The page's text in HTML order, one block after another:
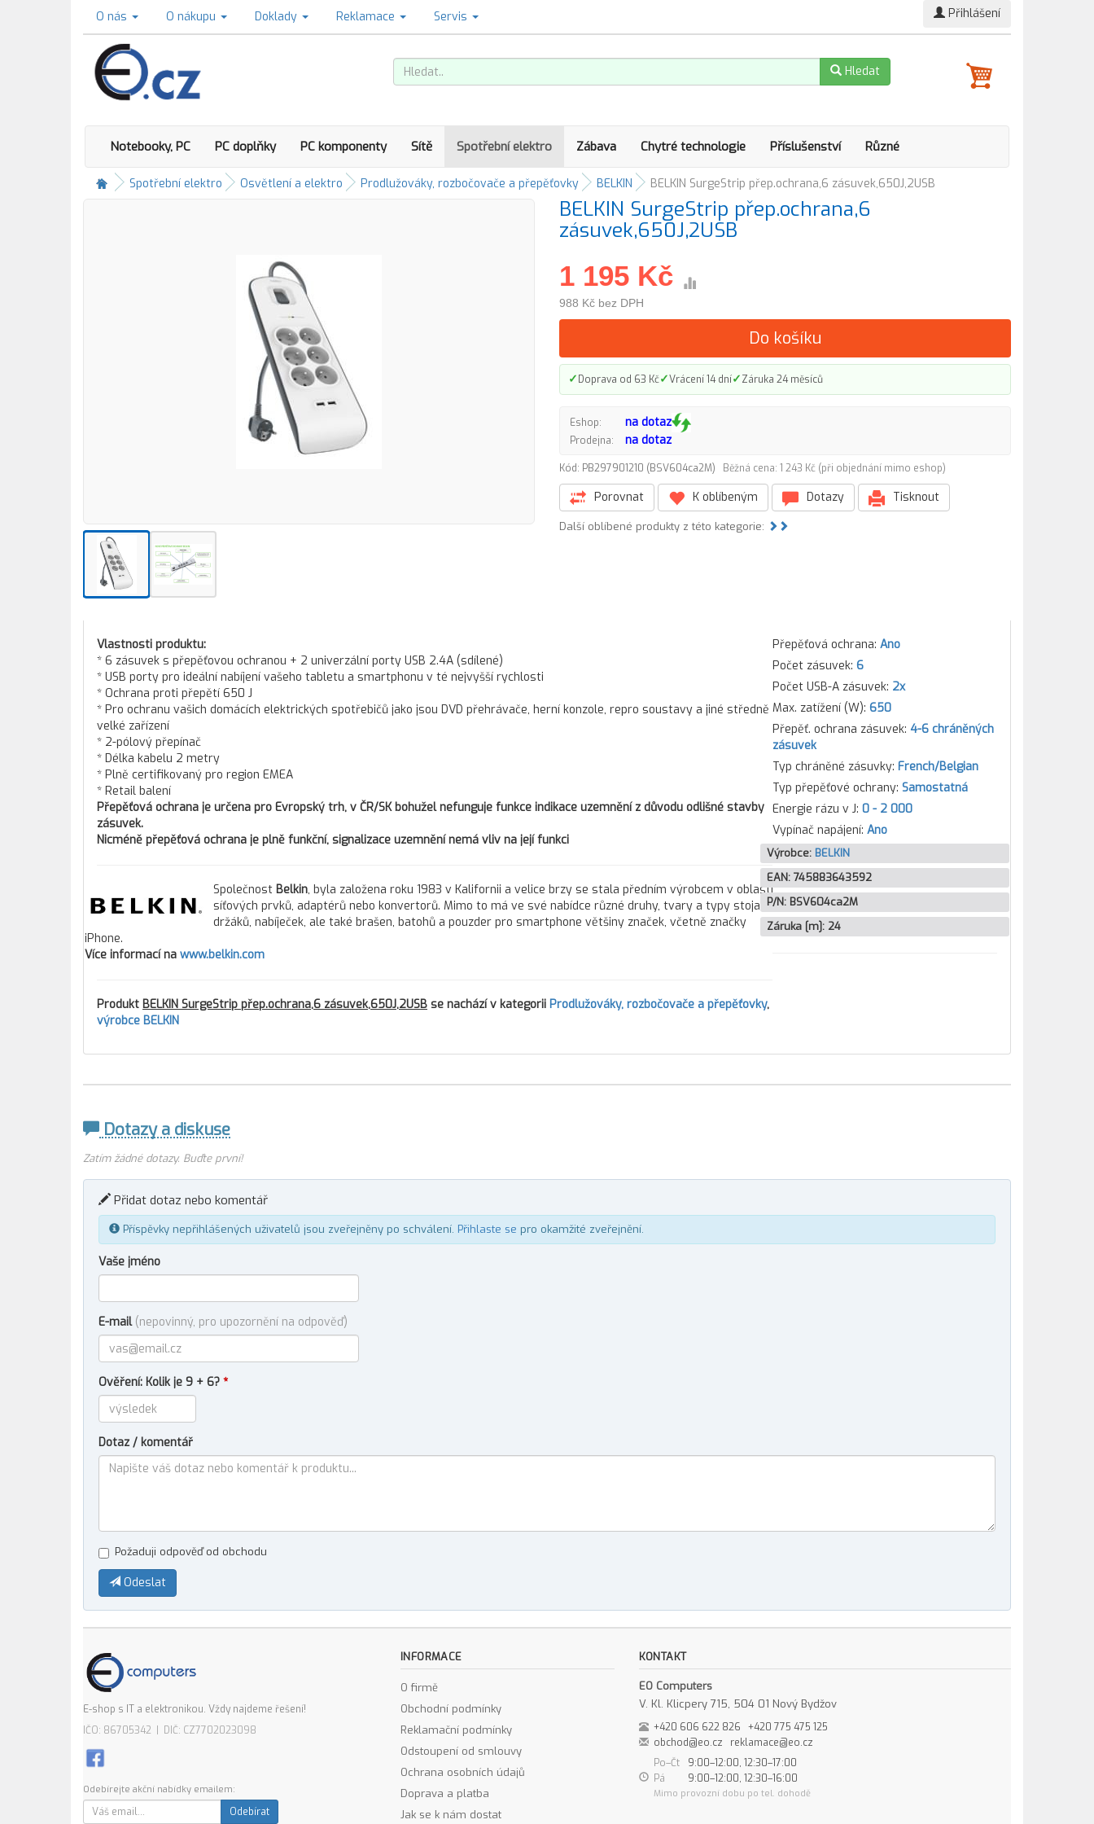
O nás O nákupu Doklady Reklamace Servis Přihlášení
Hledat
Notebooky, PC PC doplňky PC komponenty Sítě Spotřební elektro Zábava Chytré technologie Příslušenství Různé
Spotřební elektro Osvětlení a elektro Prodlužováky, rozbočovače a přepěťovky BELKIN BELKIN SurgeStrip přep.ochrana,6 zásuvek,650J,2USB
BELKIN SurgeStrip přep.ochrana,6
zásuvek,650J,2USB
1 195 Kč
988 Kč bez DPH
Do košíku
✓Doprava od 63 Kč✓Vrácení 14 dní✓Záruka 24 měsíců
Eshop: na dotaz
Prodejna: na dotaz
Kód: PB297901210 (BSV604ca2M) Běžná cena: 1 243 Kč (při objednání mimo eshop)
Porovnat K oblíbeným Dotazy Tisknout
Další oblíbené produkty z této kategorie:
Vlastnosti produktu:
* 6 zásuvek s přepěťovou ochranou + 2 univerzální porty USB 2.4A (sdílené)
* USB porty pro ideální nabíjení vašeho tabletu a smartphonu v té nejvyšší rychlosti
* Ochrana proti přepětí 650 J
* Pro ochranu vašich domácích elektrických spotřebičů jako jsou DVD přehrávače, herní konzole, repro soustavy a jiné středně
velké zařízení
* 2-pólový přepínač
* Délka kabelu 2 metry
* Plně certifikovaný pro region EMEA
* Retail balení
Přepěťová ochrana je určena pro Evropský trh, v ČR/SK bohužel nefunguje funkce indikace uzemnění z důvodu odlišné stavby
zásuvek.
Nicméně přepěťová ochrana je plně funkční, signalizace uzemnění nemá vliv na její funkci
Společnost Belkin, byla založena roku 1983 v Kalifornii a velice brzy se stala předním výrobcem v oblasti
síťových prvků, adaptérů nebo konvertorů. Mimo to má ve své nabídce různé druhy, tvary a typy stojanů,
držáků, nabíječek, ale také brašen, batohů a pouzder pro smartphone většiny značek, včetně značky
iPhone.
Více informací na www.belkin.com
Produkt BELKIN SurgeStrip přep.ochrana,6 zásuvek,650J,2USB se nachází v kategorii Prodlužováky, rozbočovače a přepěťovky,
výrobce BELKIN
Přepěťová ochrana: Ano
Počet zásuvek: 6
Počet USB-A zásuvek: 2x
Max. zatížení (W): 650
Přepěť. ochrana zásuvek: 4-6 chráněných
zásuvek
Typ chráněné zásuvky: French/Belgian
Typ přepěťové ochrany: Samostatná
Energie rázu v J: 0 - 2 000
Vypínač napájení: Ano
Výrobce: BELKIN
EAN: 745883643592
P/N: BSV604ca2M
Záruka [m]: 24
Dotazy a diskuse
Zatím žádné dotazy. Buďte první!
Přidat dotaz nebo komentář
Příspěvky nepřihlášených uživatelů jsou zveřejněny po schválení. Přihlaste se pro okamžité zveřejnění.
Vaše jméno
E-mail (nepovinný, pro upozornění na odpověď)
Ověření: Kolik je 9 + 6? *
Dotaz / komentář
Požaduji odpověď od obchodu
Odeslat
E-shop s IT a elektronikou. Vždy najdeme řešení!
IČO: 86705342 | DIČ: CZ7702023098
Odebírejte akční nabídky emailem:
Odebírat
INFORMACE
O firmě
Obchodní podmínky
Reklamační podmínky
Odstoupení od smlouvy
Ochrana osobních údajů
Doprava a platba
Jak se k nám dostat
KONTAKT
EO Computers
V. Kl. Klicpery 715, 504 01 Nový Bydžov
+420 606 622 826
+420 775 475 125
obchod@eo.cz
reklamace@eo.cz
Po–Čt
9:00–12:00, 12:30–17:00
Pá
9:00–12:00, 12:30–16:00
Mimo provozní dobu po tel. dohodě